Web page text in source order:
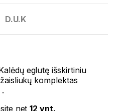
D.U.K
eglutę išskirtiniu
komplektas
.
net12 vnt.